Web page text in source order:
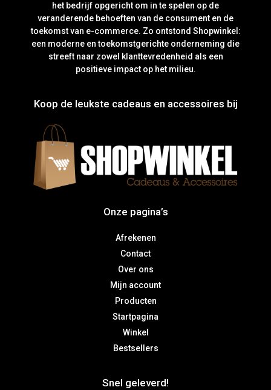
het bedrijf opgericht om in te spelen op de
veranderende behoeften van de consument en de
toekomst van e-commerce. Zo ontstond Shopwinkel:
een moderne en toekomstgerichte onderneming die
streeft naar zowel klanttevredenheid als een
positieve impact op het milieu.
Koop de leukste cadeaus en accessoires bij
Onze pagina’s
Afrekenen
Contact
Over ons
Mijn account
Producten
Startpagina
Winkel
Bestsellers
Snel geleverd!